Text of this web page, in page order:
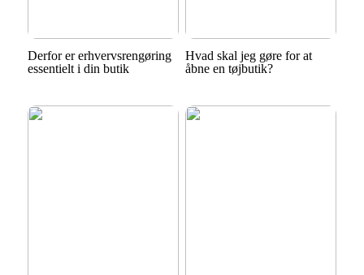
Derfor er erhvervsrengøring
essentielt i din butik
Hvad skal jeg gøre for at
åbne en tøjbutik?